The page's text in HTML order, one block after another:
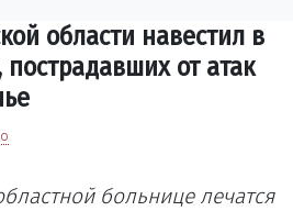
области навестил в
от атак
больнице лечатся